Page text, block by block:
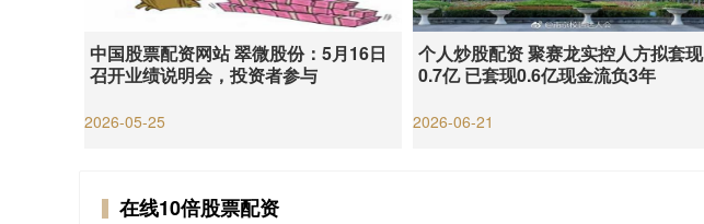
中国股票配资网站 翠微股份：5月16日
召开业绩说明会，投资者参与
2026-05-25
个人炒股配资 聚赛龙实控人方拟套现
0.7亿 已套现0.6亿现金流负3年
2026-06-21
在线10倍股票配资